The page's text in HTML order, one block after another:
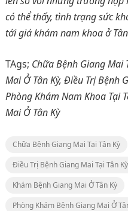
có thể thấy, tình trạng sức
tới giá khám nam khoa ở
TAgs; Chữa Bệnh Giang Mai
Mai Ở Tân Kỳ, Điều Trị Bệnh
Phòng Khám Nam Khoa Tại
Mai Ở Tân Kỳ
Chữa Bệnh Giang Mai Tại Tân Kỳ
Điều Trị Bệnh Giang Mai Tại Tân
Khám Bệnh Giang Mai Ở Tân Kỳ
Phòng Khám Bệnh Giang Mai Ở